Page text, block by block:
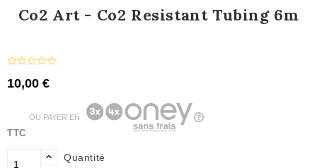
Co2 Art - Co2 Resistant Tubing 6m
10,00 €
TTC
OU PAYER EN
Quantité